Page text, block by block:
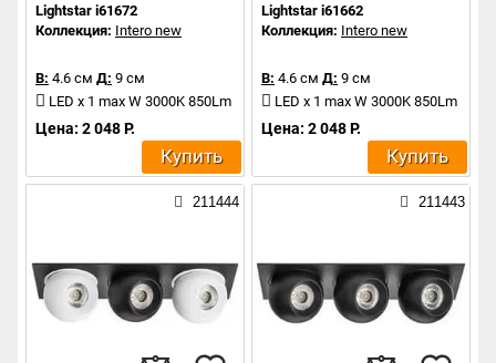
Lightstar i61672
Коллекция: Intero new
В: 4.6 см Д: 9 см
LED x 1 max W 3000K 850Lm
Цена: 2 048 Р.
Купить
Lightstar i61662
Коллекция: Intero new
В: 4.6 см Д: 9 см
LED x 1 max W 3000K 850Lm
Цена: 2 048 Р.
Купить
211444 211443